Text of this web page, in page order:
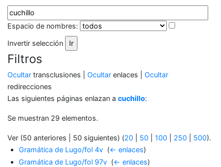
Espacio de nombres:
Invertir selección
Filtros
Ocultar transclusiones | Ocultar enlaces | Ocultar
redirecciones
Las siguientes páginas enlazan a cuchillo:
Se muestran 29 elementos.
Ver (50 anteriores | 50 siguientes) (20 50 100 250 500).
Gramática de Lugo/fol 4v (← enlaces)
Gramática de Lugo/fol 97v (← enlaces)